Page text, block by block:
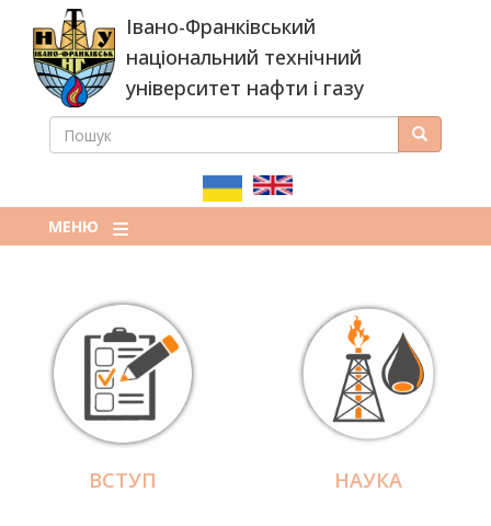
основного
вмісту
Івано-Франківський
національний технічний
університет нафти і газу
ПОШУКОВА
ПОШУК Пошук
МЕНЮ
ВСТУП НАУКА